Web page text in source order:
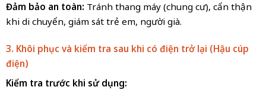
Đảm bảo an toàn: Tránh thang máy (chung cư), cẩn thận
khi di chuyển, giám sát trẻ em, người già.
3. Khôi phục và kiểm tra sau khi có điện trở lại (Hậu cúp
điện)
Kiểm tra trước khi sử dụng: